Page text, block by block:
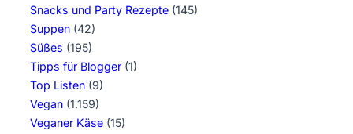
Snacks und Party Rezepte (145)
Suppen (42)
Süßes (195)
Tipps für Blogger (1)
Top Listen (9)
Vegan (1.159)
Veganer Käse (15)